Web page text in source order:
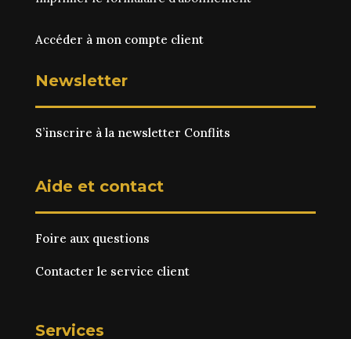
Accéder à mon compte client
Newsletter
S’inscrire à la newsletter Conflits
Aide et contact
Foire aux questions
Contacter le service client
Services